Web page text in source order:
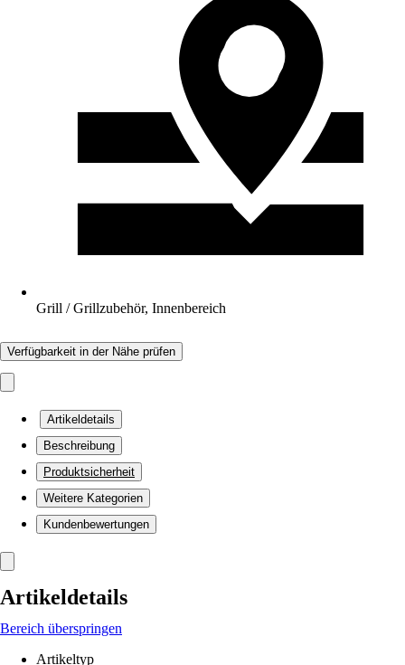
Grill / Grillzubehör, Innenbereich
Verfügbarkeit in der Nähe prüfen
Artikeldetails
Beschreibung
Produktsicherheit
Weitere Kategorien
Kundenbewertungen
Artikeldetails
Bereich überspringen
Artikeltyp